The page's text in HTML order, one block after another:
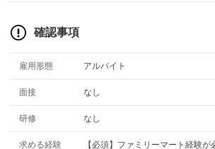
確認事項
雇用形態 アルバイト
面接 なし
研修 なし
求める経験 【必須】ファミリーマート経験